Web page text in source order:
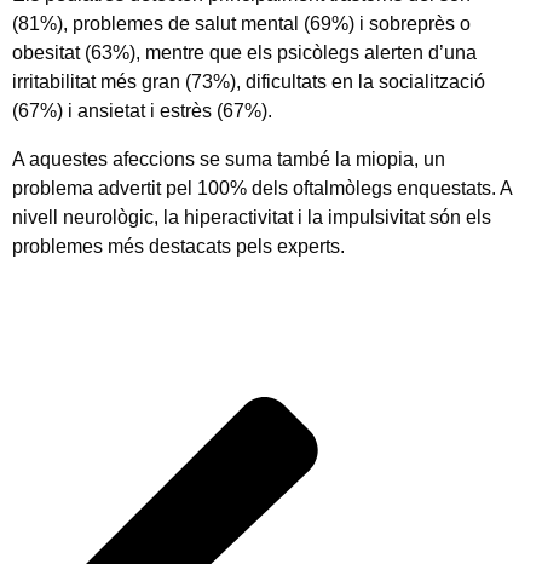
(81%), problemes de salut mental (69%) i sobreprès o
obesitat (63%), mentre que els psicòlegs alerten d’una
irritabilitat més gran (73%), dificultats en la socialització
(67%) i ansietat i estrès (67%).
A aquestes afeccions se suma també la miopia, un
problema advertit pel 100% dels oftalmòlegs enquestats. A
nivell neurològic, la hiperactivitat i la impulsivitat són els
problemes més destacats pels experts.